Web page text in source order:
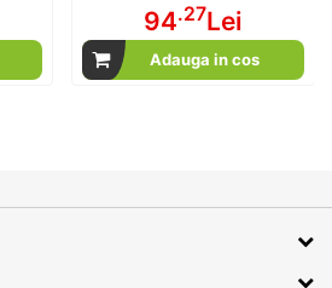
94.27Lei
Adauga in cos